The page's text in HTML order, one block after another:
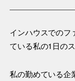
インハウスでのフ
ている私の1日の
私の勤めている企